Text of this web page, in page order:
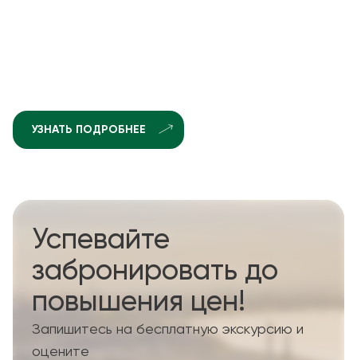
УЗНАТЬ ПОДРОБНЕЕ
Успевайте
забронировать до
повышения цен!
Запишитесь на бесплатную экскурсию и
оцените